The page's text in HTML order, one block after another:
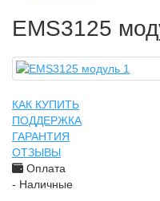
EMS3125
КАК КУПИТЬ
ПОДДЕРЖКА
ГАРАНТИЯ
ОТЗЫВЫ
Оплата
- Наличные